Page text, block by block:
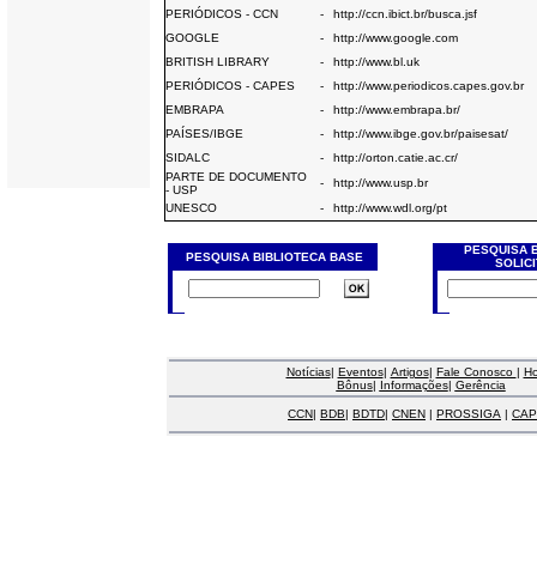
PERIÓDICOS - CCN
-
http://ccn.ibict.br/busca.jsf
GOOGLE
-
http://www.google.com
BRITISH LIBRARY
-
http://www.bl.uk
PERIÓDICOS - CAPES
-
http://www.periodicos.capes.gov.br
EMBRAPA
-
http://www.embrapa.br/
PAÍSES/IBGE
-
http://www.ibge.gov.br/paisesat/
SIDALC
-
http://orton.catie.ac.cr/
PARTE DE DOCUMENTO
- USP
-
http://www.usp.br
UNESCO
- http://www.wdl.org/pt
PESQUISA BIBLIOTECA BASE
PESQUISA
Notícias| Eventos| Artigos| Fale Conosco |
Bônus| Informações| Gerência
CCN| BDB| BDTD| CNEN | PROSSIGA |